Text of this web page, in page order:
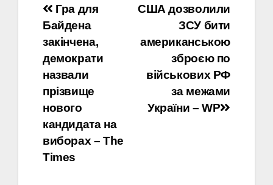
Навігація
записів
США дозволили
ЗСУ бити
американською
зброєю по
військових РФ
за межами
України – WP
Гра для
Байдена
закінчена,
демократи
назвали
прізвище
нового
кандидата на
виборах – The
Times